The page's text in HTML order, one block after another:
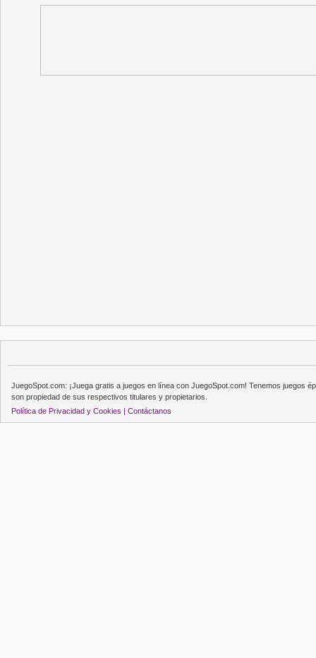
JuegoSpot.com: ¡Juega gratis a juegos en línea con JuegoSpot.com! Tenemos juegos
son propiedad de sus respectivos titulares y propietarios.
Política de Privacidad y Cookies | Contáctanos